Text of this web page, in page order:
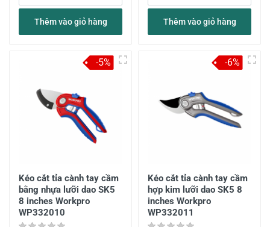
Thêm vào giỏ hàng Thêm vào giỏ hàng
Kéo cắt tỉa cành tay cầm
bằng nhựa lưỡi dao SK5
8 inches Workpro
WP332010
-5%
Kéo cắt tỉa cành tay cầm
hợp kim lưỡi dao SK5 8
inches Workpro
WP332011
-6%